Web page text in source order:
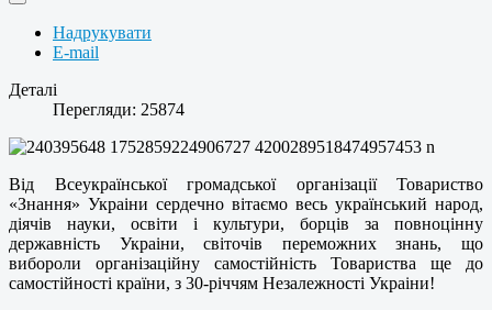
Надрукувати
E-mail
Деталі
Перегляди: 25874
Від Всеукраїнської громадської організації Товариство
«Знання» Украіни сердечно вітаємо весь український народ,
діячів науки, освіти і культури, борців за повноцінну
державність Украіни, світочів переможних знань, що
вибороли організаційну самостійність Товариства ще до
самостійності країни, з 30-річчям Незалежності Украіни!